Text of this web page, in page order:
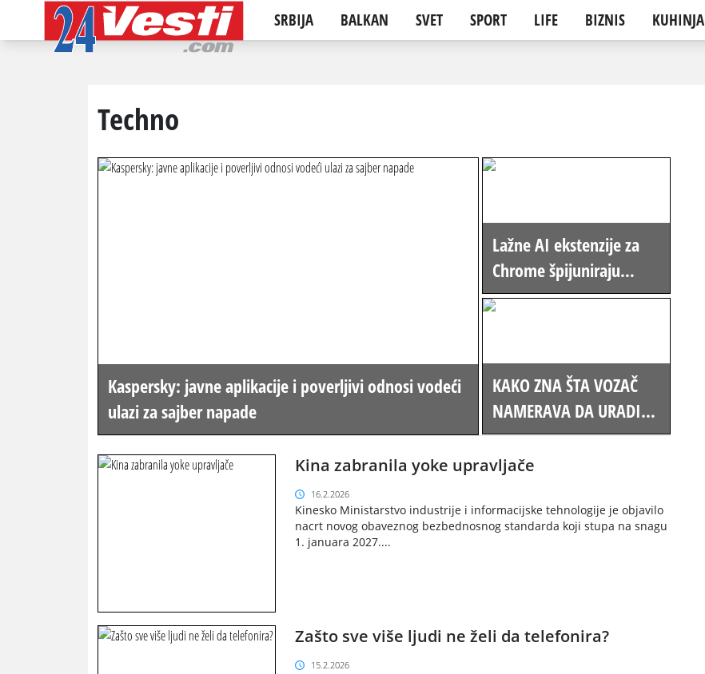
SRBIJA BALKAN SVET SPORT LIFE BIZNIS KUHINJA
Techno
Kaspersky: javne aplikacije i poverljivi odnosi vodeći
ulazi za sajber napade
Lažne AI ekstenzije za
Chrome špijuniraju
korisnike
KAKO ZNA ŠTA VOZAČ
NAMERAVA DA URADI?
Novi pokazivač smera
na zadnjem delu auta
revolucija u saobraćaju?
Kina zabranila yoke upravljače
16.2.2026
Kinesko Ministarstvo industrije i informacijske tehnologije je objavilo
nacrt novog obaveznog bezbednosnog standarda koji stupa na snagu
1. januara 2027....
Zašto sve više ljudi ne želi da telefonira?
15.2.2026